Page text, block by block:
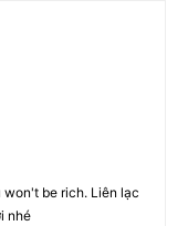
won't be rich. Liên lạc
nhé